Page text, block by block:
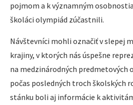
pojmom a k významným
školáci olympiád zúčastnili.
Návštevníci mohli označiť v slepej
krajiny, v ktorých nás úspešne
na medzinárodných predmetových
počas posledných troch školských
stánku boli aj informácie k